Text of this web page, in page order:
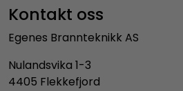
Kontakt oss
Egenes Brannteknikk AS
Nulandsvika 1-3
4405 Flekkefjord